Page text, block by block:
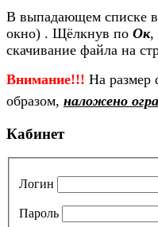
В выпадающем списке
окно) . Щёлкнув по Ок,
скачивание файла на
Внимание!!! На размер
образом, наложено
Кабинет
Логин
Пароль